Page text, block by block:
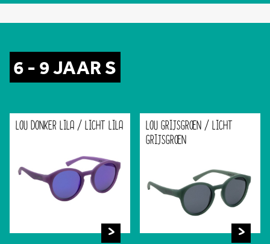
6 - 9 JAAR S
LOU DONKER LILA / LICHT LILA
LOU GRIJSGROEN / LICHT
GRIJSGROEN